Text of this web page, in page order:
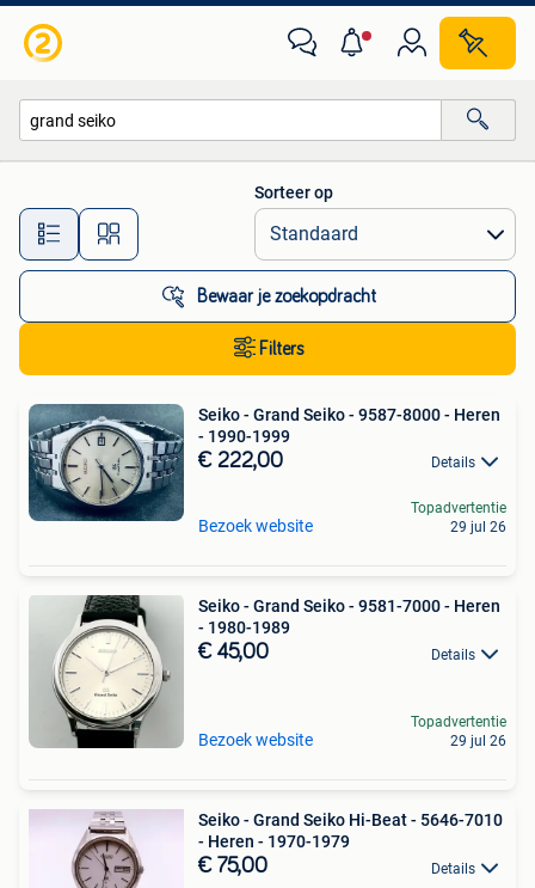
Alle afstanden…
Sorteer op
Bewaar je zoekopdracht
Filters
Seiko - Grand Seiko - 9587-8000 - Heren
- 1990-1999
€ 222,00 Details
Bezoek website
Topadvertentie
29 jul 26
Seiko - Grand Seiko - 9581-7000 - Heren
- 1980-1989
€ 45,00 Details
Bezoek website
Topadvertentie
29 jul 26
Seiko - Grand Seiko Hi-Beat - 5646-7010
- Heren - 1970-1979
€ 75,00 Details